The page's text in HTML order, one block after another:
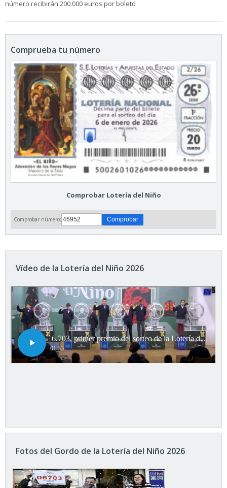
número recibirán 200.000 euros por boleto
Comprueba tu número
Comprobar Lotería del Niño
Comprobar número:
Vídeo de la Lotería del Niño 2026
Fotos del Gordo de la Lotería del Niño 2026